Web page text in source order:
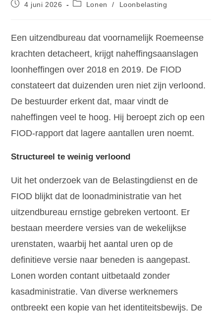
4 juni 2026 Lonen / Loonbelasting
Een uitzendbureau dat voornamelijk Roemeense
krachten detacheert, krijgt naheffingsaanslagen
loonheffingen over 2018 en 2019. De FIOD
constateert dat duizenden uren niet zijn verloond.
De bestuurder erkent dat, maar vindt de
naheffingen veel te hoog. Hij beroept zich op een
FIOD-rapport dat lagere aantallen uren noemt.
Structureel te weinig verloond
Uit het onderzoek van de Belastingdienst en de
FIOD blijkt dat de loonadministratie van het
uitzendbureau ernstige gebreken vertoont. Er
bestaan meerdere versies van de wekelijkse
urenstaten, waarbij het aantal uren op de
definitieve versie naar beneden is aangepast.
Lonen worden contant uitbetaald zonder
kasadministratie. Van diverse werknemers
ontbreekt een kopie van het identiteitsbewijs. De